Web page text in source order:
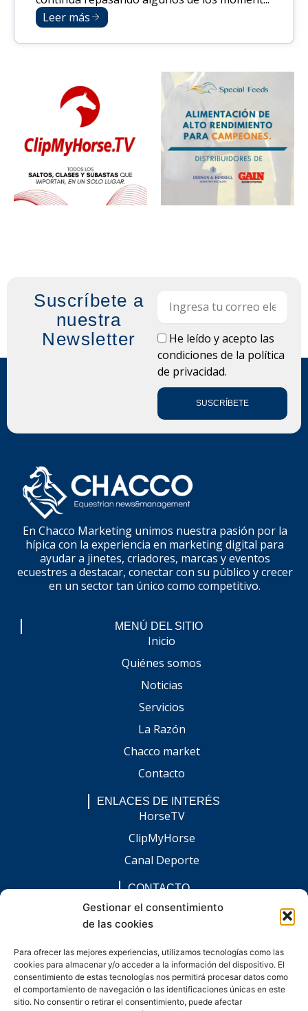
Gestionar el consentimiento
de las cookies
Para ofrecer las mejores experiencias, utilizamos tecnologías como las
cookies para almacenar y/o acceder a la información del dispositivo. El
consentimiento de estas tecnologías nos permitirá procesar datos como
el comportamiento de navegación o las identificaciones únicas en este
sitio. No consentir o retirar el consentimiento, puede afectar
Leer más
Suscríbete a
nuestra
Newsletter
LOPDHe leído y acepto las
condiciones de la política
de privacidad.
SUSCRÍBETE
En Chacco Marketing unimos nuestra pasión por la
hípica con la experiencia en marketing digital para
ayudar a jinetes, criadores, marcas y eventos
ecuestres a destacar, conectar con su público y crecer
en un sector tan único como competitivo.
MENÚ DEL SITIO
Inicio
Quiénes somos
Noticias
Servicios
La Razón
Chacco market
Contacto
ENLACES DE INTERÉS
HorseTV
ClipMyHorse
Canal Deporte
CONTACTO
comunicacion@chaccoinfo.com
Presentes en todo el ámbito nacional
F
a
c
e
b
I
n
s
t
a
L
i
n
k
e
E
n
v
e
l
W
h
a
t
s